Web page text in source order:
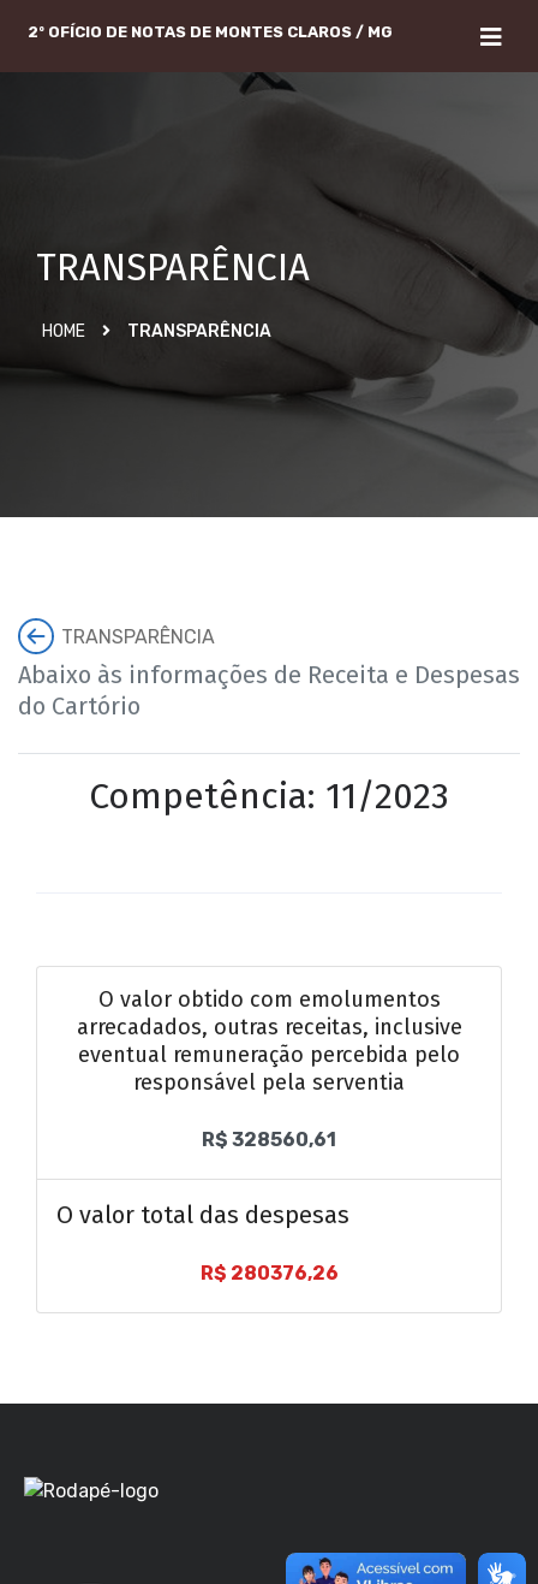
2º OFÍCIO DE NOTAS DE MONTES CLAROS / MG
TRANSPARÊNCIA
HOME TRANSPARÊNCIA
TRANSPARÊNCIA
Abaixo às informações de Receita e Despesas
do Cartório
Competência: 11/2023
O valor obtido com emolumentos
arrecadados, outras receitas, inclusive
eventual remuneração percebida pelo
responsável pela serventia
R$ 328560,61
O valor total das despesas
R$ 280376,26